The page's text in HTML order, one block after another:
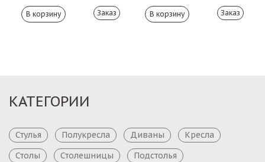
Заказ Заказ
КАТЕГОРИИ
Стулья Полукресла Диваны
Кресла
Столы
Столешницы
Подстолья